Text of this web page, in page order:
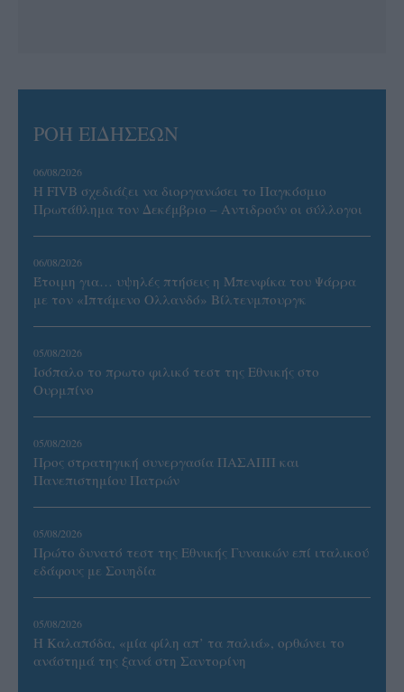
ΡΟΗ ΕΙΔΗΣΕΩΝ
06/08/2026
Η FIVB σχεδιάζει να διοργανώσει το Παγκόσμιο
Πρωτάθλημα τον Δεκέμβριο – Αντιδρούν οι σύλλογοι
06/08/2026
Έτοιμη για… υψηλές πτήσεις η Μπενφίκα του Ψάρρα
με τον «Ιπτάμενο Ολλανδό» Βίλτενμπουργκ
05/08/2026
Ισόπαλο το πρωτο φιλικό τεστ της Εθνικής στο
Ουρμπίνο
05/08/2026
Προς στρατηγική συνεργασία ΠΑΣΑΠΠ και
Πανεπιστημίου Πατρών
05/08/2026
Πρώτο δυνατό τεστ της Εθνικής Γυναικών επί ιταλικού
εδάφους με Σουηδία
05/08/2026
Η Καλαπόδα, «μία φίλη απ’ τα παλιά», ορθώνει το
ανάστημά της ξανά στη Σαντορίνη